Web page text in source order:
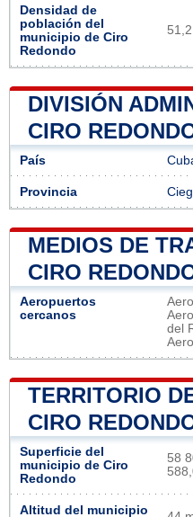
Densidad de
población del
municipio de Ciro
Redondo
DIVISIÓN
CIRO
País
Provincia
MEDIOS DE
CIRO
Aeropuertos
cercanos
del
TERRITORIO
CIRO
Superficie del
municipio de Ciro
Redondo
58
Altitud del municipio